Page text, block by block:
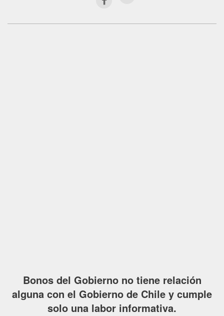
Bonos del Gobierno no tiene relación
alguna con el Gobierno de Chile y cumple
solo una labor informativa.